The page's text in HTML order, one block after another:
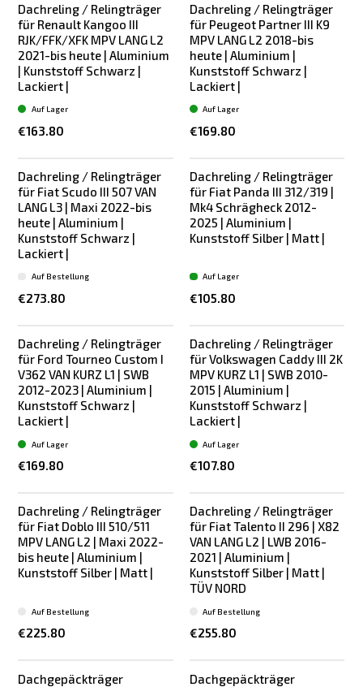
Dachreling / Relingträger
für Renault Kangoo III
RJK/FFK/XFK MPV LANG L2
2021-bis heute | Aluminium
| Kunststoff Schwarz |
Lackiert |
€163.80
Auf Lager
Dachreling / Relingträger
für Peugeot Partner III K9
MPV LANG L2 2018-bis
heute | Aluminium |
Kunststoff Schwarz |
Lackiert |
€169.80
Auf Lager
Dachreling / Relingträger
für Fiat Scudo III 507 VAN
LANG L3 | Maxi 2022-bis
heute | Aluminium |
Kunststoff Schwarz |
Lackiert |
€273.80
Auf Bestellung
Dachreling / Relingträger
für Fiat Panda III 312/319 |
Mk4 Schrägheck 2012-
2025 | Aluminium |
Kunststoff Silber | Matt |
€105.80
Auf Lager
Dachreling / Relingträger
für Ford Tourneo Custom I
V362 VAN KURZ L1 | SWB
2012-2023 | Aluminium |
Kunststoff Schwarz |
Lackiert |
€169.80
Auf Lager
Dachreling / Relingträger
für Volkswagen Caddy III 2K
MPV KURZ L1 | SWB 2010-
2015 | Aluminium |
Kunststoff Schwarz |
Lackiert |
€107.80
Auf Lager
Dachreling / Relingträger
für Fiat Doblo III 510/511
MPV LANG L2 | Maxi 2022-
bis heute | Aluminium |
Kunststoff Silber | Matt |
€225.80
Auf Bestellung
Dachreling / Relingträger
für Fiat Talento II 296 | X82
VAN LANG L2 | LWB 2016-
2021 | Aluminium |
Kunststoff Silber | Matt |
TÜV NORD
€255.80
Auf Bestellung
Dachgepäckträger
Dachgepäckträger